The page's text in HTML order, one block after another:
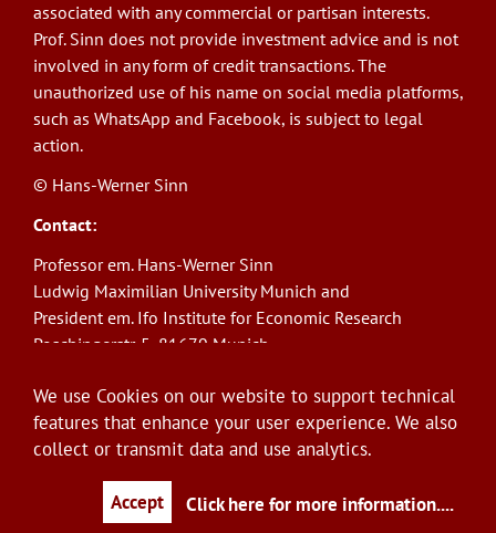
associated with any commercial or partisan interests.
Prof. Sinn does not provide investment advice and is not
involved in any form of credit transactions. The
unauthorized use of his name on social media platforms,
such as WhatsApp and Facebook, is subject to legal
action.
© Hans-Werner Sinn
Contact:
Professor em. Hans-Werner Sinn
Ludwig Maximilian University Munich and
President em. Ifo Institute for Economic Research
Poschingerstr. 5, 81679 Munich
E-Mail: sinn@ifo.de
User
Log in
We use Cookies on our website to support technical
features that enhance your user experience. We also
collect or transmit data and use analytics.
Accept Click here for more information....